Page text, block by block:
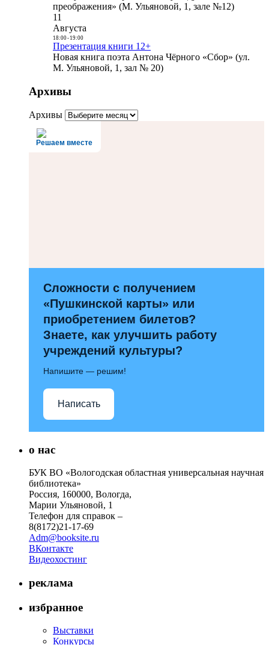
преображения» (М. Ульяновой, 1, зале №12)
11
Августа
18:00- 19:00
Презентация книги 12+
Новая книга поэта Антона Чёрного «Сбор» (ул.
М. Ульяновой, 1, зал № 20)
Архивы
Архивы
Решаем вместе
Сложности с получением
«Пушкинской карты» или
приобретением билетов?
Знаете, как улучшить работу
учреждений культуры?
Напишите — решим!
Написать
о нас
БУК ВО «Вологодская областная универсальная научная
библиотека»
Россия, 160000, Вологда,
Марии Ульяновой, 1
Телефон для справок –
8(8172)21-17-69
Adm@booksite.ru
ВКонтакте
Видеохостинг
реклама
избранное
Выставки
Конкурсы